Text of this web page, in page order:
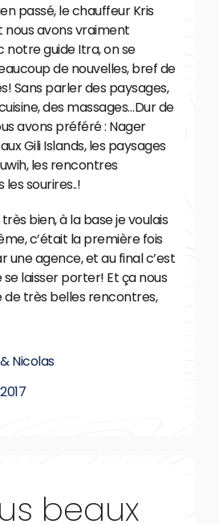
passé, le chauffeur Kris
avons vraiment
notre guide Itra, on se
de nouvelles, bref de
Sans parler des paysages,
des massages…Dur de
avons préféré : Nager
Gili Islands, les paysages
les rencontres
sourires..!
bien, à la base je voulais
c’était la première fois
une agence, et au final c’est
laisser porter! Et ça nous
de très belles rencontres,
Nicolas
beaux